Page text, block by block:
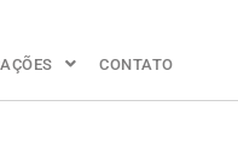
CONTATO